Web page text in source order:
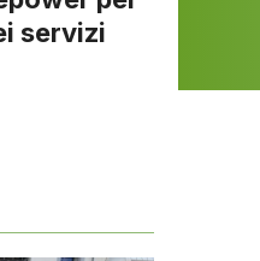
servizi